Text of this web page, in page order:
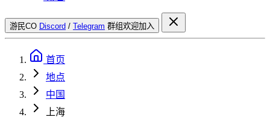
游民CO Discord / Telegram 群组欢迎加入
首页
地点
中国
上海